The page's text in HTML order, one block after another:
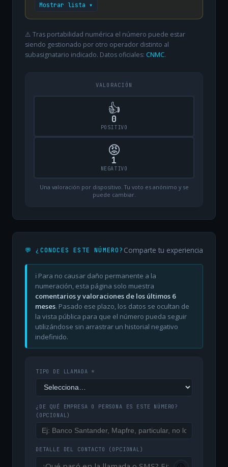
Mostrar lista ▾
⚠️ Tras portabilidad numérica el número puede estar
siendo gestionado por otro operador distinto al
subasignatario indicado. Datos oficiales: CNMC.
VALORACIÓN
👍
0
POSITIVO
😡
1
NEGATIVO
Una valoración por dispositivo. Tu voto es anónimo y se
puede cambiar.
💬 ¿CONOCES ESTE NÚMERO? Comparte tu experiencia
ℹ️ Para no causar daño permanente a la
numeración, esta página solo muestra
comentarios y valoraciones de los últimos 6
meses. Pasado ese plazo, los datos se ocultan de
la vista pública para que el número pueda seguir
utilizándose sin arrastrar un historial negativo
indefinido.
TIPO DE LLAMADA *
¿DE QUÉ EMPRESA O PERSONA ES ESTE NÚMERO?
(OPCIONAL)
DETALLE DEL CONTACTO (OPCIONAL)